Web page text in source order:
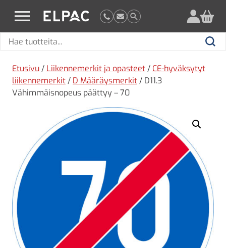
elpac.fi
Hae
Hae
Etusivu / Liikennemerkit ja opasteet / CE-hyväksytyt
liikennemerkit / D Määräysmerkit / D11.3
Vähimmäisnopeus päättyy – 70